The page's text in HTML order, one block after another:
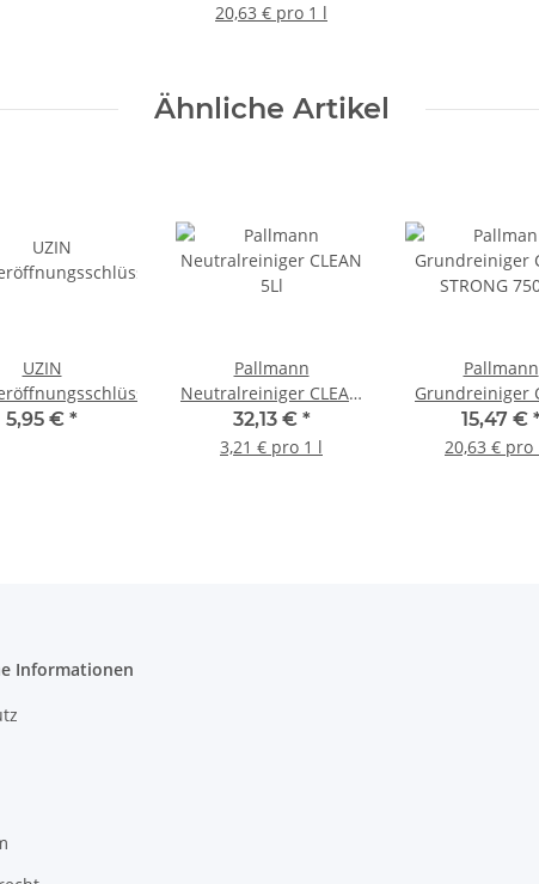
20,63 € pro 1 l
Ähnliche Artikel
UZIN
5,95 € *
Pallmann
Neutralreiniger CLEAN
5Ll
32,13 € *
3,21 € pro 1 l
Pallmann
Grundreiniger
STRONG
15,47 €
20,63 € pro
Informationen